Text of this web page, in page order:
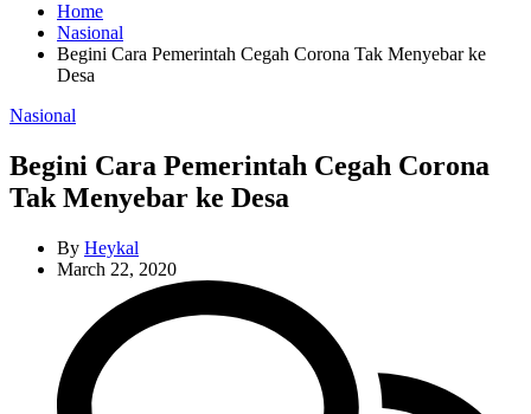
Home
Nasional
Begini Cara Pemerintah Cegah Corona Tak Menyebar ke
Desa
Categories
Nasional
Begini Cara Pemerintah Cegah Corona
Tak Menyebar ke Desa
By Heykal
March 22, 2020